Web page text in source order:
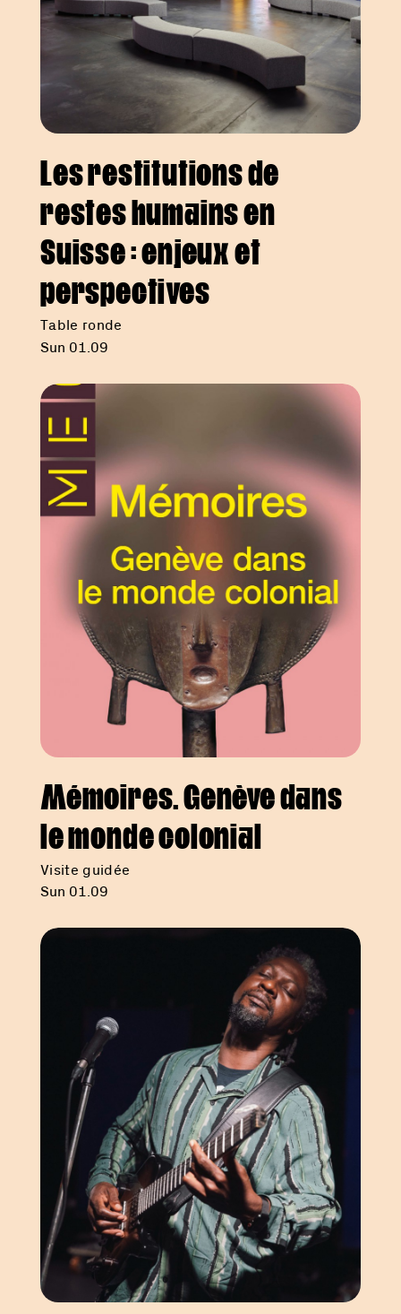
Les restitutions de
restes humains en
Suisse : enjeux et
perspectives
Table ronde
Sun 01.09
Mémoires. Genève dans
le monde colonial
Visite guidée
Sun 01.09